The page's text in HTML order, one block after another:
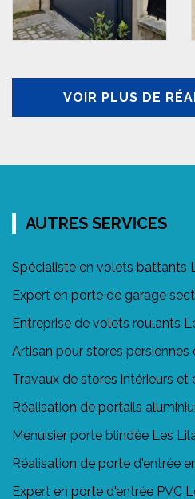
VOIR PLUS DE
AUTRES SERVICES
Spécialiste en volets battants
Expert en porte de garage
Entreprise de volets roulants
Artisan pour stores
Travaux de stores intérieurs et
Réalisation de portails
Menuisier porte blindée Les
Réalisation de porte d'entrée
Expert en porte d'entrée PVC